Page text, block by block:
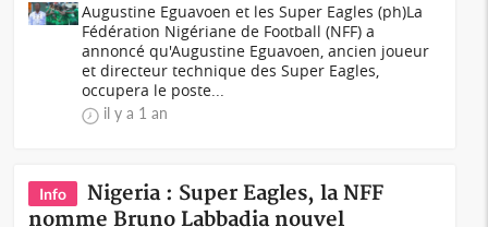
Augustine Eguavoen et les Super Eagles (ph)La
Fédération Nigériane de Football (NFF) a
annoncé qu'Augustine Eguavoen, ancien joueur
et directeur technique des Super Eagles,
occupera le poste...
il y a 1 an
Info
Nigeria : Super Eagles, la NFF
nomme Bruno Labbadia nouvel